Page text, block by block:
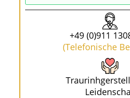
+49 (0)911
(Telefonische